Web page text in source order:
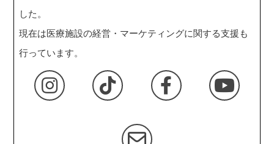
した。
現在は医療施設の経営・マーケティングに関する支援も
行っています。